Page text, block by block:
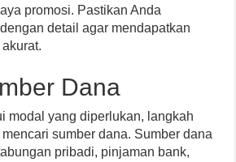
promosi. Pastikan Anda
detail agar mendapatkan
Dana
modal yang diperlukan, langkah
sumber dana. Sumber dana
pribadi, pinjaman bank,